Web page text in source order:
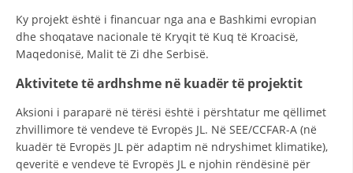
PRESENTATIONS
Ky projekt është i financuar nga ana e Bashkimi evropian
dhe shoqatave nacionale të Kryqit të Kuq të Kroacisë,
Maqedonisë, Malit të Zi dhe Serbisë.
Aktivitete të ardhshme në kuadër të projektit
Aksioni i paraparë në tërësi është i përshtatur me qëllimet
zhvillimore të vendeve të Evropës JL. Në SEE/CCFAR-A (në
kuadër të Evropës JL për adaptim në ndryshimet klimatike),
qeveritë e vendeve të Evropës JL e njohin rëndësinë për